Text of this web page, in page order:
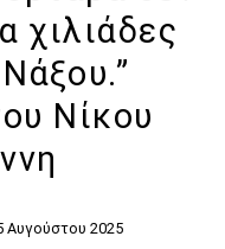
χιλιάδες
Νίκου
Αυγούστου 2025